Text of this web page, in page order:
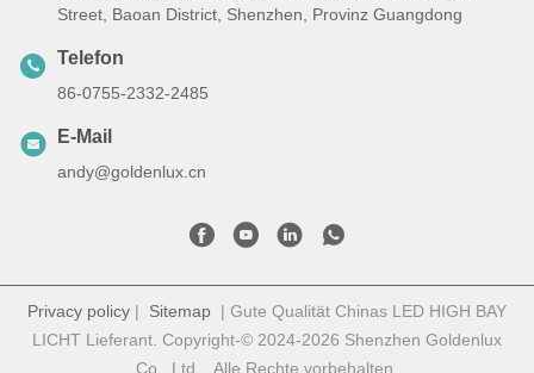
Street, Baoan District, Shenzhen, Provinz Guangdong
Telefon
86-0755-2332-2485
E-Mail
andy@goldenlux.cn
Privacy policy | Sitemap | Gute Qualität Chinas LED HIGH BAY
LICHT Lieferant. Copyright-© 2024-2026 Shenzhen Goldenlux
Co., Ltd. . Alle Rechte vorbehalten.